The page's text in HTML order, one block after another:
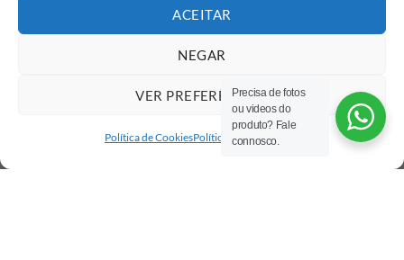
ACEITAR
NEGAR
VER PREFERÊNCIAS
Política de CookiesPolítica de privacidade
Precisa de fotos
ou videos do
produto? Fale
connosco.